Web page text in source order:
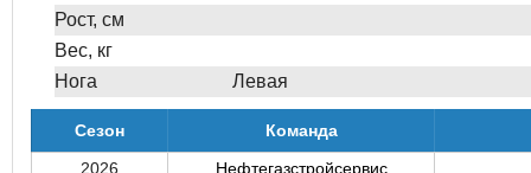
Рост, см
Вес, кг
Нога
Левая
Сезон
Команда
2026
Нефтегазстройсервис